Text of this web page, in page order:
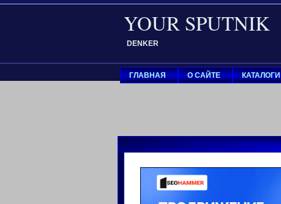
YOUR SPUTNIK
DENKER
ГЛАВНАЯ О САЙТЕ КАТАЛОГИ